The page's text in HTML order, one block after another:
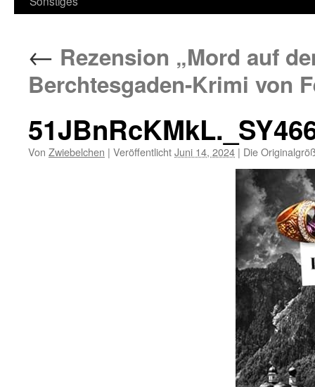
← Rezension „Mord auf
Berchtesgaden-Krimi von
Von Zwiebelchen | VeröffentlichtJuni 14, 2024 | Die